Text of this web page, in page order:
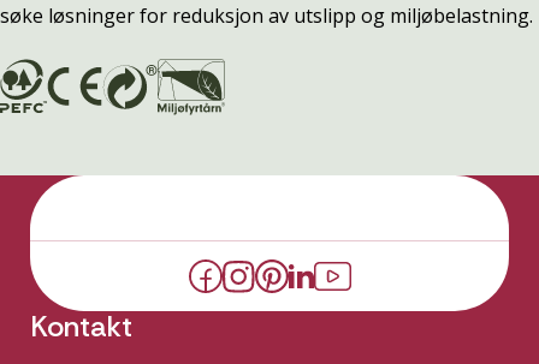
søke løsninger for reduksjon av utslipp og miljøbelastning.
Kontakt